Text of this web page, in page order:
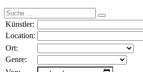
Suche
nach:
Künstler:
Location:
Ort:
Genre: